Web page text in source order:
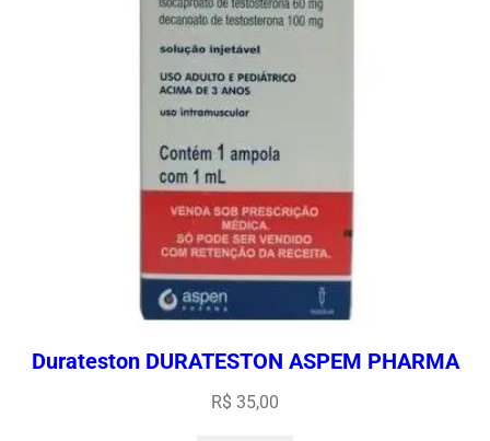
Durateston DURATESTON ASPEM PHARMA
R$ 35,00